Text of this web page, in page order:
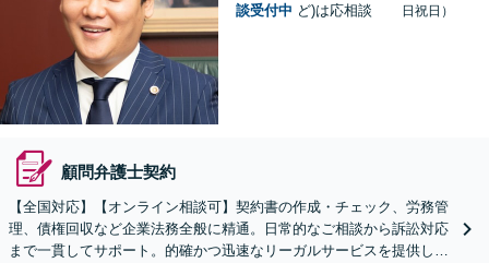
談受付中 ど)は応相談
日祝日）
顧問弁護士契約
【全国対応】【オンライン相談可】契約書の作成・チェック、労務管
理、債権回収など企業法務全般に精通。日常的なご相談から訴訟対応
まで一貫してサポート。的確かつ迅速なリーガルサービスを提供しま